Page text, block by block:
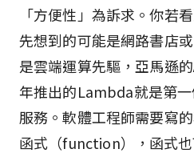
「方便性」為訴求。你若
先想到的可能是網路書店
是雲端運算先驅，亞馬遜
年推出的Lambda就是第
服務。軟體工程師需要寫
函式（function），函式